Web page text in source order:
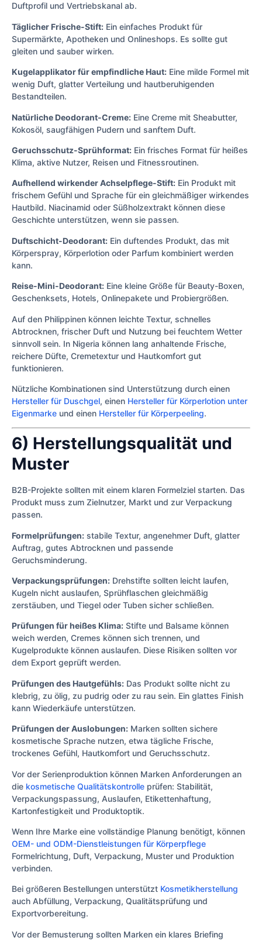
Duftprofil und Vertriebskanal ab.
Täglicher Frische-Stift: Ein einfaches Produkt für
Supermärkte, Apotheken und Onlineshops. Es sollte gut
gleiten und sauber wirken.
Kugelapplikator für empfindliche Haut: Eine milde Formel mit
wenig Duft, glatter Verteilung und hautberuhigenden
Bestandteilen.
Natürliche Deodorant-Creme: Eine Creme mit Sheabutter,
Kokosöl, saugfähigen Pudern und sanftem Duft.
Geruchsschutz-Sprühformat: Ein frisches Format für heißes
Klima, aktive Nutzer, Reisen und Fitnessroutinen.
Aufhellend wirkender Achselpflege-Stift: Ein Produkt mit
frischem Gefühl und Sprache für ein gleichmäßiger wirkendes
Hautbild. Niacinamid oder Süßholzextrakt können diese
Geschichte unterstützen, wenn sie passen.
Duftschicht-Deodorant: Ein duftendes Produkt, das mit
Körperspray, Körperlotion oder Parfum kombiniert werden
kann.
Reise-Mini-Deodorant: Eine kleine Größe für Beauty-Boxen,
Geschenksets, Hotels, Onlinepakete und Probiergrößen.
Auf den Philippinen können leichte Textur, schnelles
Abtrocknen, frischer Duft und Nutzung bei feuchtem Wetter
sinnvoll sein. In Nigeria können lang anhaltende Frische,
reichere Düfte, Cremetextur und Hautkomfort gut
funktionieren.
Nützliche Kombinationen sind Unterstützung durch einen
Hersteller für Duschgel, einen Hersteller für Körperlotion unter
Eigenmarke und einen Hersteller für Körperpeeling.
6) Herstellungsqualität und
Muster
B2B-Projekte sollten mit einem klaren Formelziel starten. Das
Produkt muss zum Zielnutzer, Markt und zur Verpackung
passen.
Formelprüfungen: stabile Textur, angenehmer Duft, glatter
Auftrag, gutes Abtrocknen und passende
Geruchsminderung.
Verpackungsprüfungen: Drehstifte sollten leicht laufen,
Kugeln nicht auslaufen, Sprühflaschen gleichmäßig
zerstäuben, und Tiegel oder Tuben sicher schließen.
Prüfungen für heißes Klima: Stifte und Balsame können
weich werden, Cremes können sich trennen, und
Kugelprodukte können auslaufen. Diese Risiken sollten vor
dem Export geprüft werden.
Prüfungen des Hautgefühls: Das Produkt sollte nicht zu
klebrig, zu ölig, zu pudrig oder zu rau sein. Ein glattes Finish
kann Wiederkäufe unterstützen.
Prüfungen der Auslobungen: Marken sollten sichere
kosmetische Sprache nutzen, etwa tägliche Frische,
trockenes Gefühl, Hautkomfort und Geruchsschutz.
Vor der Serienproduktion können Marken Anforderungen an
die kosmetische Qualitätskontrolle prüfen: Stabilität,
Verpackungspassung, Auslaufen, Etikettenhaftung,
Kartonfestigkeit und Produktoptik.
Wenn Ihre Marke eine vollständige Planung benötigt, können
OEM- und ODM-Dienstleistungen für Körperpflege
Formelrichtung, Duft, Verpackung, Muster und Produktion
verbinden.
Bei größeren Bestellungen unterstützt Kosmetikherstellung
auch Abfüllung, Verpackung, Qualitätsprüfung und
Exportvorbereitung.
Vor der Bemusterung sollten Marken ein klares Briefing